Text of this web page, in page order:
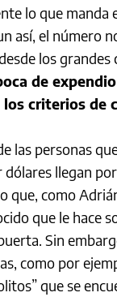
lo que manda
así, el número
los grandes
de
criterios de
las personas
llegan
que, como
que le hace
Sin
como por
que se